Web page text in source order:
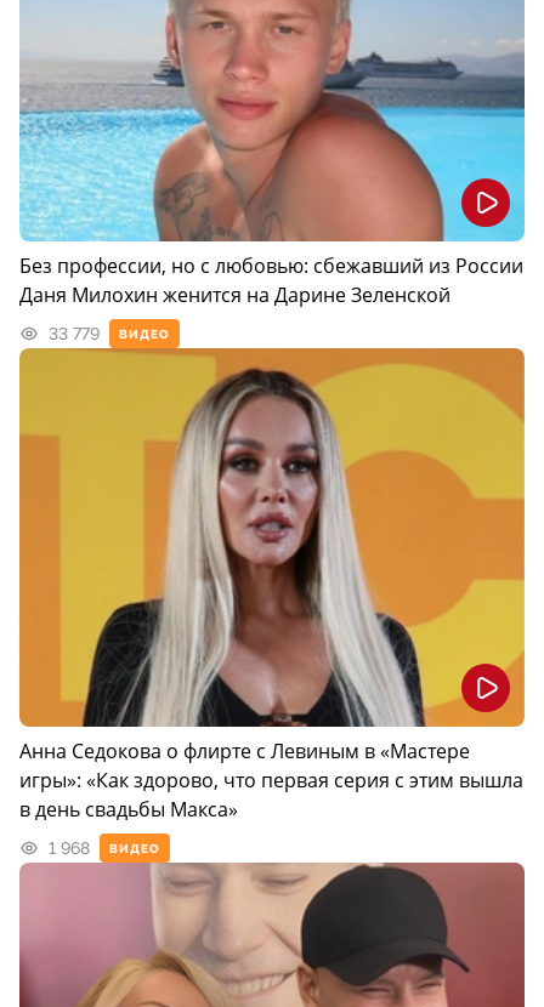
ВИДЕО
Без профессии, но с любовью: сбежавший из России
Даня Милохин женится на Дарине Зеленской
33 779
ВИДЕО
Анна Седокова о флирте с Левиным в «Мастере
игры»: «Как здорово, что первая серия с этим вышла
в день свадьбы Макса»
1 968